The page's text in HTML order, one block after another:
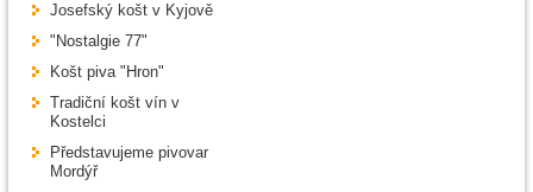
Josefský košt v Kyjově
"Nostalgie 77"
Košt piva "Hron"
Tradiční košt vín v
Kostelci
Představujeme pivovar
Mordýř